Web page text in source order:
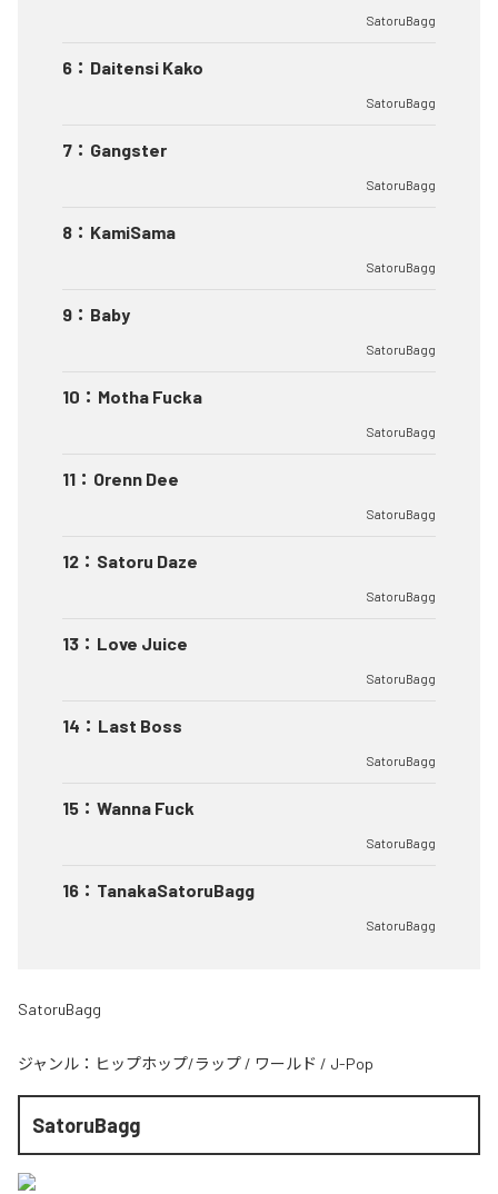
SatoruBagg
6 ： Daitensi Kako
SatoruBagg
7 ： Gangster
SatoruBagg
8 ： KamiSama
SatoruBagg
9 ： Baby
SatoruBagg
10 ： Motha Fucka
SatoruBagg
11 ： Orenn Dee
SatoruBagg
12 ： Satoru Daze
SatoruBagg
13 ： Love Juice
SatoruBagg
14 ： Last Boss
SatoruBagg
15 ： Wanna Fuck
SatoruBagg
16 ： TanakaSatoruBagg
SatoruBagg
SatoruBagg
ジャンル： ヒップホップ/ラップ / ワールド / J-Pop
SatoruBagg